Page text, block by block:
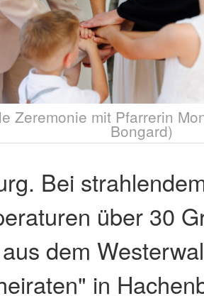
Zeremonie mit Pfarrerin
Bongard)
Bei
über 30
dem
in